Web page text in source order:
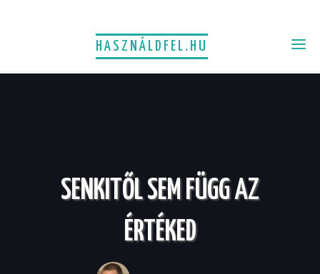
HASZNÁLDFEL.HU
SENKITŐL SEM FÜGG AZ
ÉRTÉKED